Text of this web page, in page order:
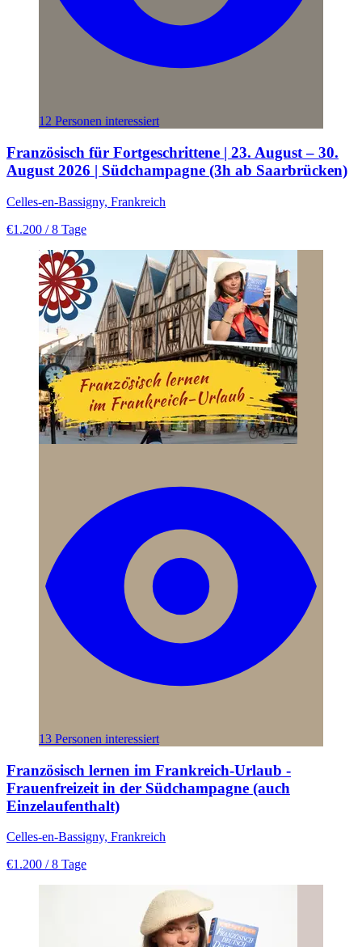
12 Personen interessiert
Französisch für Fortgeschrittene | 23. August – 30.
August 2026 | Südchampagne (3h ab Saarbrücken)
Celles-en-Bassigny, Frankreich
€1.200 / 8 Tage
13 Personen interessiert
Französisch lernen im Frankreich-Urlaub -
Frauenfreizeit in der Südchampagne (auch
Einzelaufenthalt)
Celles-en-Bassigny, Frankreich
€1.200 / 8 Tage